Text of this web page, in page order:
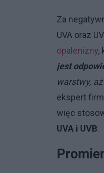
Za
UVA oraz
opalenizny,
jest
warstwy,
ekspert
więc
UVA i UVB.